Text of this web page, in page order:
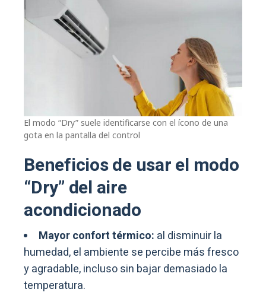
El modo “Dry” suele identificarse con el ícono de una
gota en la pantalla del control
Beneficios de usar el modo
“Dry” del aire
acondicionado
Mayor confort térmico: al disminuir la
humedad, el ambiente se percibe más fresco
y agradable, incluso sin bajar demasiado la
temperatura.